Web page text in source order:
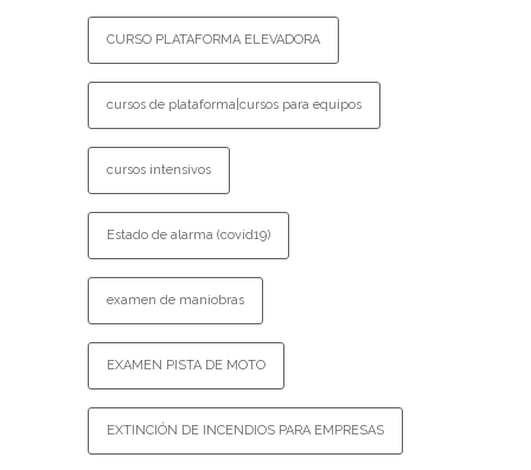
CURSO PLATAFORMA ELEVADORA
cursos de plataforma|cursos para equipos
cursos intensivos
Estado de alarma (covid19)
examen de maniobras
EXAMEN PISTA DE MOTO
EXTINCIÓN DE INCENDIOS PARA EMPRESAS